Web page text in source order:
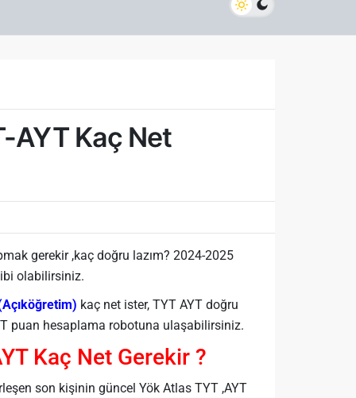
AYT Kaç Net
gerekir ,kaç doğru lazım? 2024-2025
olabilirsiniz.
kaç net ister, TYT AYT doğru
puan hesaplama robotuna ulaşabilirsiniz.
Kaç Net Gerekir ?
son kişinin güncel Yök Atlas TYT ,AYT